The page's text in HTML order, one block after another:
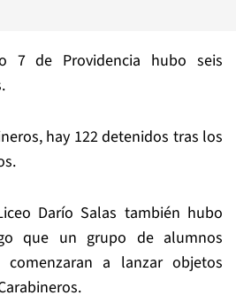
7 de Providencia hubo seis
hay 122 detenidos tras los
Darío Salas también hubo
que un grupo de alumnos
a lanzar objetos